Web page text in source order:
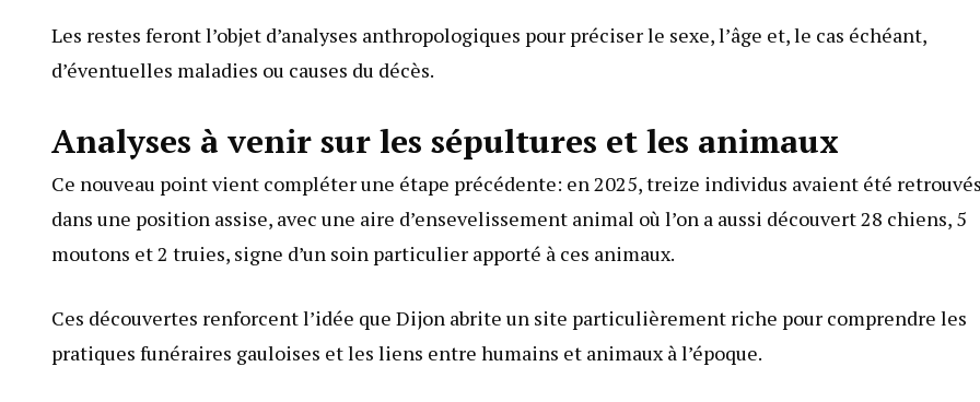
Les restes feront l’objet d’analyses anthropologiques pour préciser le sexe, l’âge et, le cas échéant,
d’éventuelles maladies ou causes du décès.
Analyses à venir sur les sépultures et les animaux
Ce nouveau point vient compléter une étape précédente: en 2025, treize individus avaient été
dans une position assise, avec une aire d’ensevelissement animal où l’on a aussi découvert 28 chiens, 5
moutons et 2 truies, signe d’un soin particulier apporté à ces animaux.
Ces découvertes renforcent l’idée que Dijon abrite un site particulièrement riche pour comprendre les
pratiques funéraires gauloises et les liens entre humains et animaux à l’époque.